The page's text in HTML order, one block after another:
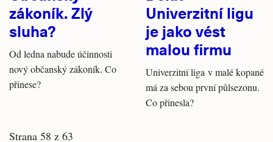
zákoník. Zlý
sluha?
Od ledna nabude účinnosti
nový občanský zákoník. Co
přinese?
Univerzitní ligu
je jako vést
malou firmu
Univerzitní liga v malé kopané
má za sebou první půlsezonu.
Co přinesla?
Strana 58 z 63